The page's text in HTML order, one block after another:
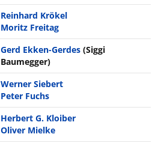
Reinhard Krökel
Moritz Freitag
Gerd Ekken-Gerdes (Siggi
Baumegger)
Werner Siebert
Peter Fuchs
Herbert G. Kloiber
Oliver Mielke